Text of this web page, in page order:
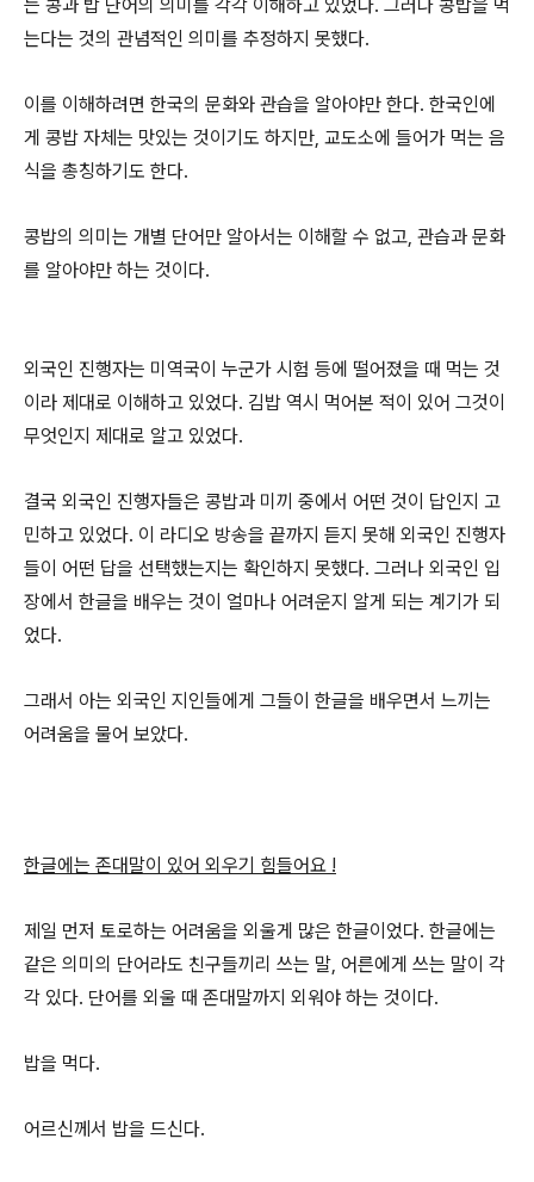
는 콩과 밥 단어의 의미를 각각 이해하고 있었다. 그러나 콩밥을 먹
는다는 것의 관념적인 의미를 추정하지 못했다.
이를 이해하려면 한국의 문화와 관습을 알아야만 한다. 한국인에
게 콩밥 자체는 맛있는 것이기도 하지만, 교도소에 들어가 먹는 음
식을 총칭하기도 한다.
콩밥의 의미는 개별 단어만 알아서는 이해할 수 없고, 관습과 문화
를 알아야만 하는 것이다.
외국인 진행자는 미역국이 누군가 시험 등에 떨어졌을 때 먹는 것
이라 제대로 이해하고 있었다. 김밥 역시 먹어본 적이 있어 그것이
무엇인지 제대로 알고 있었다.
결국 외국인 진행자들은 콩밥과 미끼 중에서 어떤 것이 답인지 고
민하고 있었다. 이 라디오 방송을 끝까지 듣지 못해 외국인 진행자
들이 어떤 답을 선택했는지는 확인하지 못했다. 그러나 외국인 입
장에서 한글을 배우는 것이 얼마나 어려운지 알게 되는 계기가 되
었다.
그래서 아는 외국인 지인들에게 그들이 한글을 배우면서 느끼는
어려움을 물어 보았다.
한글에는 존대말이 있어 외우기 힘들어요 !
제일 먼저 토로하는 어려움을 외울게 많은 한글이었다. 한글에는
같은 의미의 단어라도 친구들끼리 쓰는 말, 어른에게 쓰는 말이 각
각 있다. 단어를 외울 때 존대말까지 외워야 하는 것이다.
밥을 먹다.
어르신께서 밥을 드신다.